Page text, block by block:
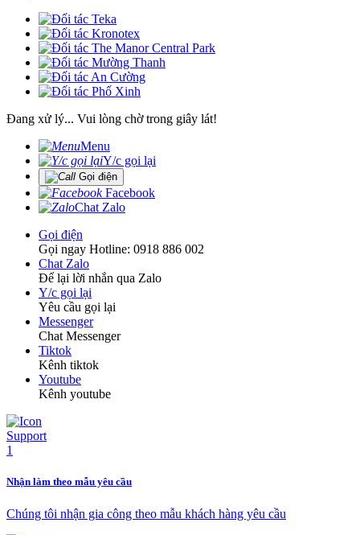
Đang xử lý... Vui lòng chờ trong giây lát!
Menu
Y/c gọi lại
Gọi điện
Facebook
Chat Zalo
Gọi điện
Gọi ngay Hotline: 0918 886 002
Chat Zalo
Để lại lời nhắn qua Zalo
Y/c gọi lại
Yêu cầu gọi lại
Messenger
Chat Messenger
Tiktok
Kênh tiktok
Youtube
Kênh youtube
Nhận làm theo mẫu yêu cầu
Chúng tôi nhận gia công theo mẫu khách hàng yêu cầu